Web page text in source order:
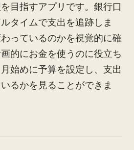
目指すアプリです。銀行口
タイムで支出を追跡しま
っているのかを視覚的に確
的にお金を使うのに役立ち
始めに予算を設定し、支出
るかを見ることができま